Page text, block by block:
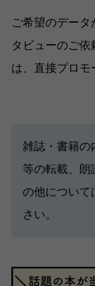
ご希望のデー
タビューのご
は、直接プロモ
雑誌・書籍の
等の転載、朗
の他について
さい。